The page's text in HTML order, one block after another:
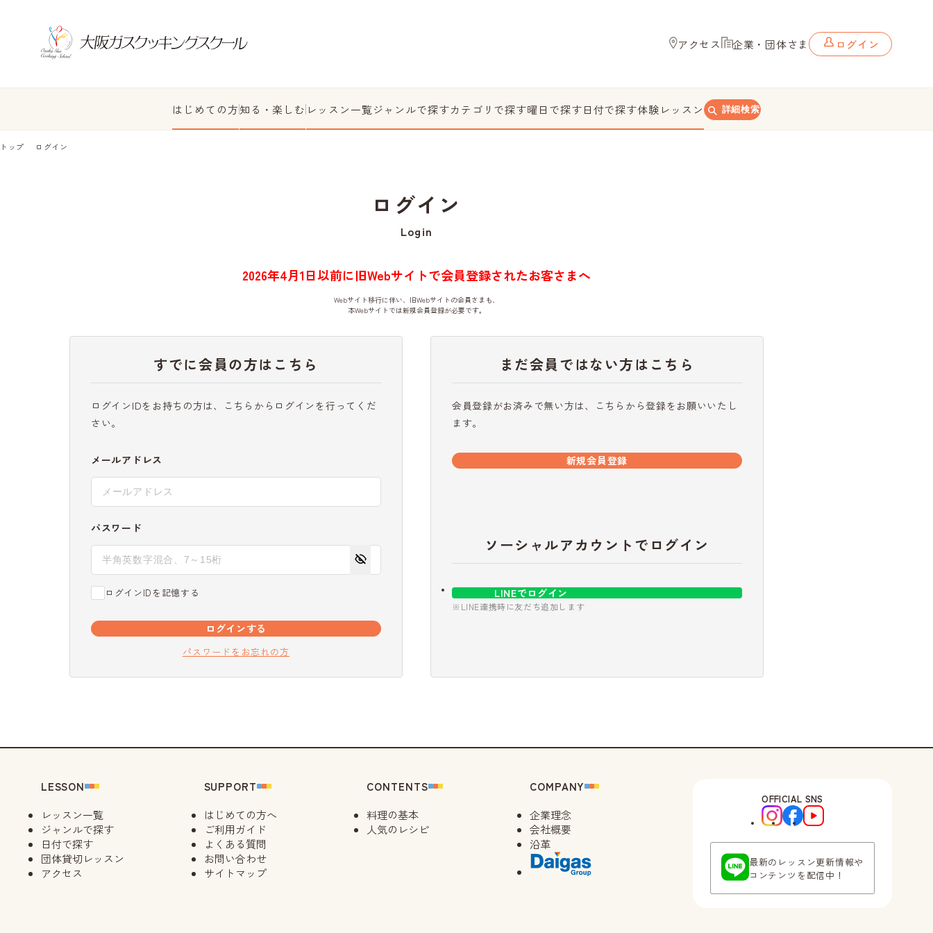
アクセス 企業・団体さま ログイン
はじめての方知る・楽しむ レッスン一覧ジャンルで探すカテゴリで探す曜日で探す日付で探す体験レッスン 詳細検索
トップ ログイン
ログイン
Login
2026年4月1日以前に旧Webサイトで会員登録されたお客さまへ
Webサイト移行に伴い、旧Webサイトの会員さまも、
本Webサイトでは新規会員登録が必要です。
すでに会員の方はこちら
ログインIDをお持ちの方は、こちらからログインを行ってくだ
さい。
メールアドレス
パスワード
ログインIDを記憶する
ログインする
パスワードをお忘れの方
まだ会員ではない方はこちら
会員登録がお済みで無い方は、こちらから登録をお願いいたし
ます。
新規会員登録
ソーシャルアカウントでログイン
LINEでログイン
※LINE連携時に友だち追加します
LESSON
レッスン一覧
ジャンルで探す
日付で探す
団体貸切レッスン
アクセス
SUPPORT
はじめての方へ
ご利用ガイド
よくある質問
お問い合わせ
サイトマップ
CONTENTS
料理の基本
人気のレシピ
COMPANY
企業理念
会社概要
沿革
OFFICIAL SNS
最新のレッスン更新情報や
コンテンツを配信中！